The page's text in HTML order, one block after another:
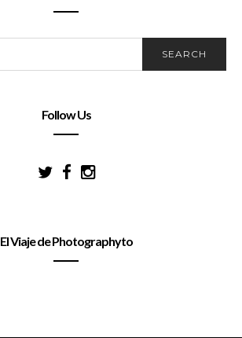
SEARCH
Follow Us
El Viaje de Photographyto